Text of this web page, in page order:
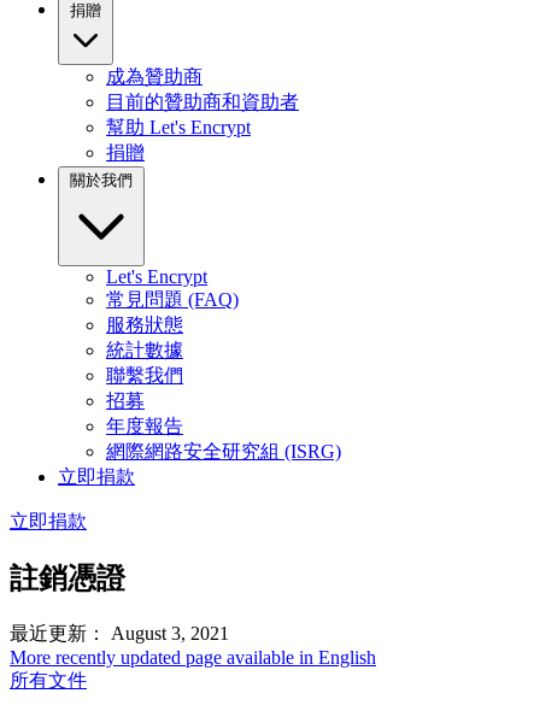
捐贈
成為贊助商
目前的贊助商和資助者
幫助 Let's Encrypt
捐贈
關於我們
Let's Encrypt
常見問題 (FAQ)
服務狀態
統計數據
聯繫我們
招募
年度報告
網際網路安全研究組 (ISRG)
立即捐款
立即捐款
註銷憑證
最近更新： August 3, 2021
More recently updated page available in English
所有文件